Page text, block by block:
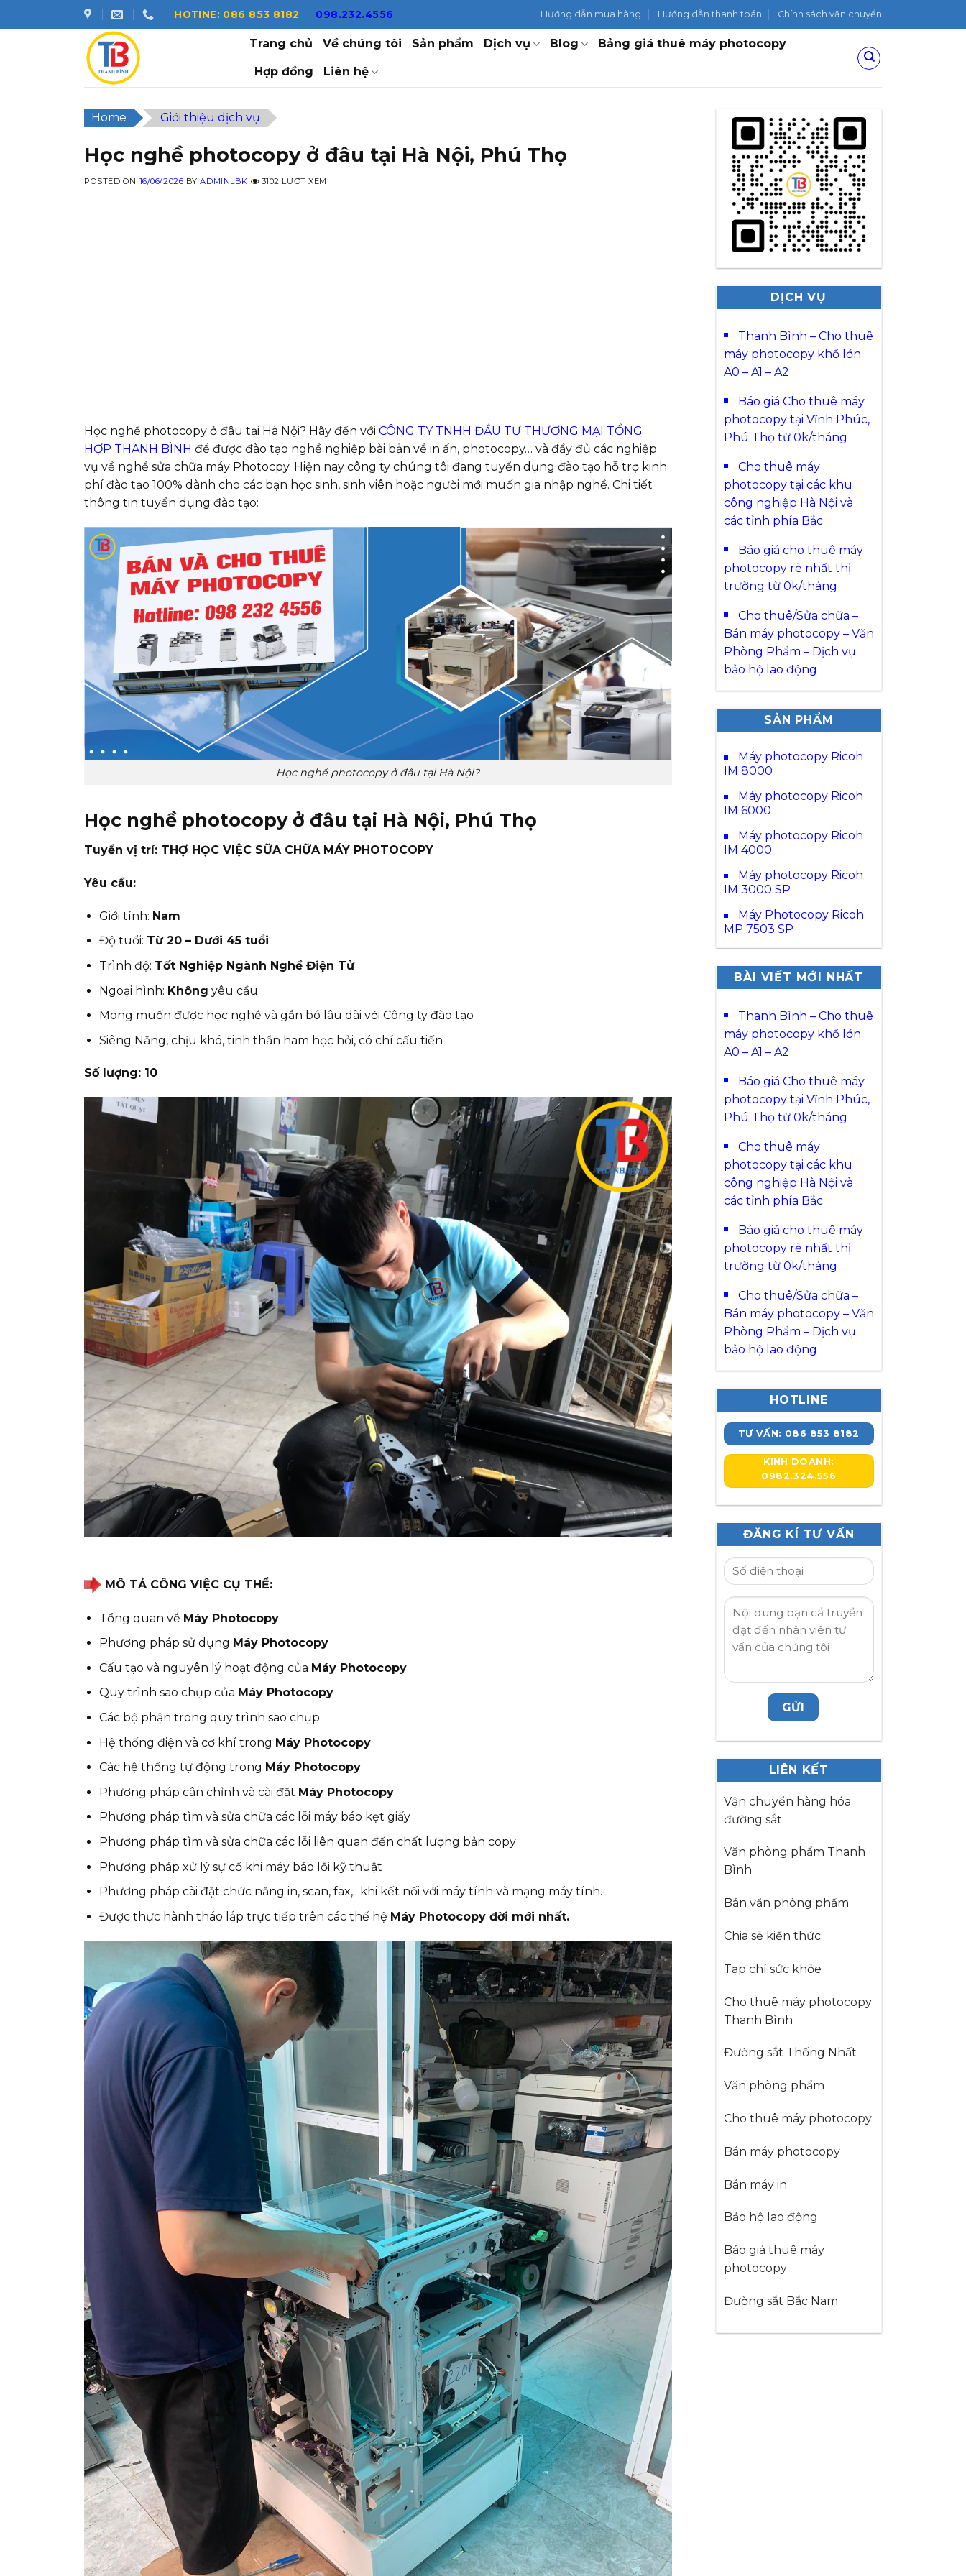
to
HOTINE: 086 853 8182 098.232.4556 Hướng dẫn mua hàng Hướng dẫn thanh toán Chính sách vận chuyển
Trang chủ Về chúng tôi Sản phẩm Dịch vụ Blog Bảng giá thuê máy photocopy
Hợp đồng Liên hệ
Home Giới thiệu dịch vụ
Học nghề photocopy ở đâu tại Hà Nội, Phú Thọ
POSTED ON 16/06/2026 BYADMINLBK 3102 LƯỢT XEM
Học nghề photocopy ở đâu tại Hà Nội? Hãy đến với CÔNG TY TNHH ĐẦU TƯ THƯƠNG MẠI TỔNG
HỢP THANH BÌNH để được đào tạo nghề nghiệp bài bản về in ấn, photocopy… và đầy đủ các nghiệp
vụ về nghề sửa chữa máy Photocpy. Hiện nay công ty chúng tôi đang tuyển dụng đào tạo hỗ trợ kinh
phí đào tạo 100% dành cho các bạn học sinh, sinh viên hoặc người mới muốn gia nhập nghề. Chi tiết
thông tin tuyển dụng đào tạo:
Học nghề photocopy ở đâu tại Hà Nội?
Học nghề photocopy ở đâu tại Hà Nội, Phú Thọ
Tuyển vị trí: THỢ HỌC VIỆC SỮA CHỮA MÁY PHOTOCOPY
Yêu cầu:
Giới tính: Nam
Độ tuổi: Từ 20 – Dưới 45 tuổi
Trình độ: Tốt Nghiệp Ngành Nghề Điện Tử
Ngoại hình: Không yêu cầu.
Mong muốn được học nghề và gắn bó lâu dài với Công ty đào tạo
Siêng Năng, chịu khó, tinh thần ham học hỏi, có chí cấu tiến
Số lượng: 10
MÔ TẢ CÔNG VIỆC CỤ THỂ:
Tổng quan về Máy Photocopy
Phương pháp sử dụng Máy Photocopy
Cấu tạo và nguyên lý hoạt động của Máy Photocopy
Quy trình sao chụp của Máy Photocopy
Các bộ phận trong quy trình sao chụp
Hệ thống điện và cơ khí trong Máy Photocopy
Các hệ thống tự động trong Máy Photocopy
Phương pháp cân chỉnh và cài đặt Máy Photocopy
Phương pháp tìm và sửa chữa các lỗi máy báo kẹt giấy
Phương pháp tìm và sửa chữa các lỗi liên quan đến chất lượng bản copy
Phương pháp xử lý sự cố khi máy báo lỗi kỹ thuật
Phương pháp cài đặt chức năng in, scan, fax,.. khi kết nối với máy tính và mạng máy tính.
Được thực hành tháo lắp trực tiếp trên các thế hệ Máy Photocopy đời mới nhất.
DỊCH VỤ
Thanh Bình – Cho thuê
máy photocopy khổ lớn
A0 – A1 – A2
Báo giá Cho thuê máy
photocopy tại Vĩnh Phúc,
Phú Thọ từ 0k/tháng
Cho thuê máy
photocopy tại các khu
công nghiệp Hà Nội và
các tỉnh phía Bắc
Báo giá cho thuê máy
photocopy rẻ nhất thị
trường từ 0k/tháng
Cho thuê/Sửa chữa –
Bán máy photocopy – Văn
Phòng Phẩm – Dịch vụ
bảo hộ lao động
SẢN PHẨM
Máy photocopy Ricoh
IM 8000
Máy photocopy Ricoh
IM 6000
Máy photocopy Ricoh
IM 4000
Máy photocopy Ricoh
IM 3000 SP
Máy Photocopy Ricoh
MP 7503 SP
BÀI VIẾT MỚI NHẤT
Thanh Bình – Cho thuê
máy photocopy khổ lớn
A0 – A1 – A2
Báo giá Cho thuê máy
photocopy tại Vĩnh Phúc,
Phú Thọ từ 0k/tháng
Cho thuê máy
photocopy tại các khu
công nghiệp Hà Nội và
các tỉnh phía Bắc
Báo giá cho thuê máy
photocopy rẻ nhất thị
trường từ 0k/tháng
Cho thuê/Sửa chữa –
Bán máy photocopy – Văn
Phòng Phẩm – Dịch vụ
bảo hộ lao động
HOTLINE
TƯ VẤN: 086 853 8182
KINH DOANH:
0982.324.556
ĐĂNG KÍ TƯ VẤN
LIÊN KẾT
Vận chuyển hàng hóa
đường sắt
Văn phòng phẩm Thanh
Bình
Bán văn phòng phẩm
Chia sẻ kiến thức
Tạp chí sức khỏe
Cho thuê máy photocopy
Thanh Bình
Đường sắt Thống Nhất
Văn phòng phẩm
Cho thuê máy photocopy
Bán máy photocopy
Bán máy in
Bảo hộ lao động
Báo giá thuê máy
photocopy
Đường sắt Bắc Nam